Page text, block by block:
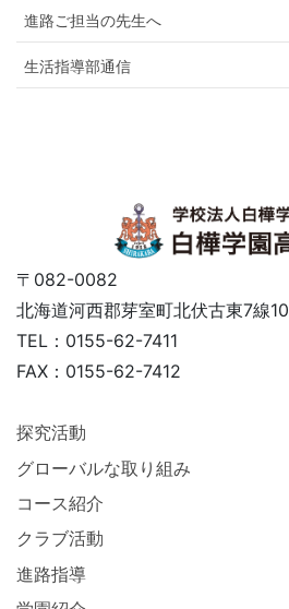
進路ご担当の先生へ
生活指導部通信
〒082-0082
北海道河西郡芽室町北伏古東7線10
TEL：0155-62-7411
FAX：0155-62-7412
探究活動
グローバルな取り組み
コース紹介
クラブ活動
進路指導